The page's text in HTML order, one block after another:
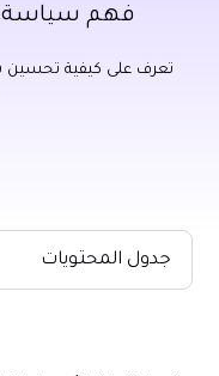
فهم سياسة T&E للشركات وإدارة النفقات
جدول المحتويات